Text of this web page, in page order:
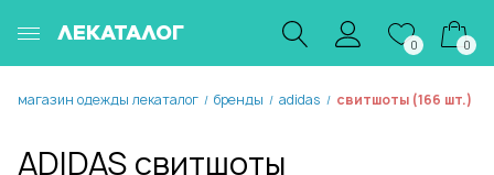
ЛЕКАТАЛОГ
0 0
магазин одежды лекаталог / бренды / adidas / свитшоты (166 шт.)
ADIDAS свитшоты